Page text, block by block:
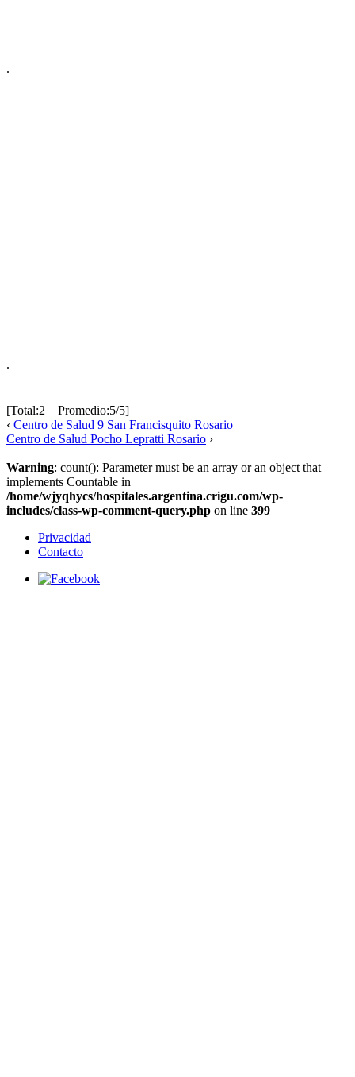
.
.
[Total:2 Promedio:5/5]
‹ Centro de Salud 9 San Francisquito Rosario
Centro de Salud Pocho Lepratti Rosario ›
Warning: count(): Parameter must be an array or an object that
implements Countable in
/home/wjyqhycs/hospitales.argentina.crigu.com/wp-
includes/class-wp-comment-query.php on line 399
Privacidad
Contacto